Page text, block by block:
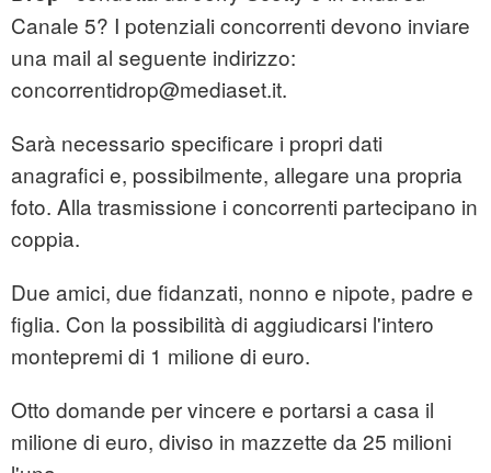
Canale 5? I potenziali concorrenti devono inviare
una mail al seguente indirizzo:
concorrentidrop@mediaset.it.
Sarà necessario specificare i propri dati
anagrafici e, possibilmente, allegare una propria
foto. Alla trasmissione i concorrenti partecipano in
coppia.
Due amici, due fidanzati, nonno e nipote, padre e
figlia. Con la possibilità di aggiudicarsi l'intero
montepremi di 1 milione di euro.
Otto domande per vincere e portarsi a casa il
milione di euro, diviso in mazzette da 25 milioni